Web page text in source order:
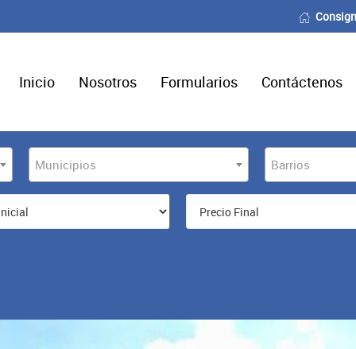
Inicio Nosotros Formularios Contáctenos
Municipios Barrios